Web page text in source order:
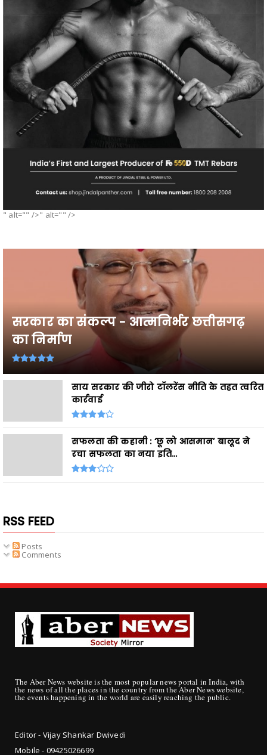
" alt="" />" alt="" />
सरकार का संकल्प - आत्मनिर्भर छत्तीसगढ़
का निर्माण
साय सरकार की जीरो टॉलरेंस नीति के तहत त्वरित
कार्रवाई
सफलता की कहानी : ‘छू लो आसमान’ बालूद ने
रचा सफलता का नया इति...
RSS FEED
Posts
Comments
The Aber News website is the most popular news portal in India, with
the news of all the places in the country from the Aber News website,
the events happening in the world are easily reaching the public.
Editor - Vijay Shankar Dwivedi
Mobile - 09425026699